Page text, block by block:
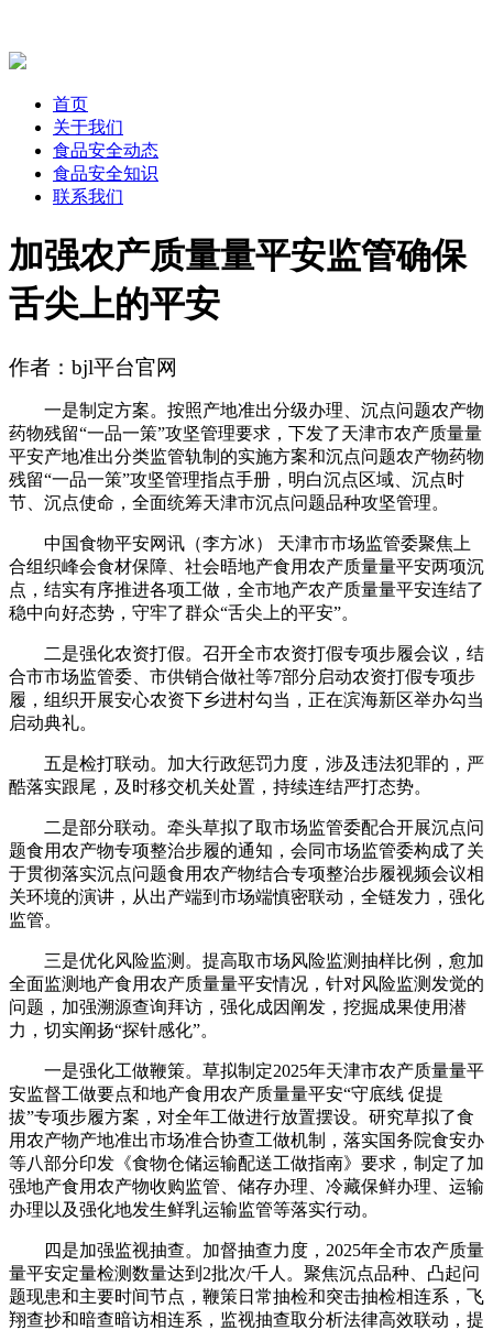
首页
关于我们
食品安全动态
食品安全知识
联系我们
加强农产质量量平安监管确保
舌尖上的平安
作者：bjl平台官网
一是制定方案。按照产地准出分级办理、沉点问题农产物
药物残留“一品一策”攻坚管理要求，下发了天津市农产质量量
平安产地准出分类监管轨制的实施方案和沉点问题农产物药物
残留“一品一策”攻坚管理指点手册，明白沉点区域、沉点时
节、沉点使命，全面统筹天津市沉点问题品种攻坚管理。
中国食物平安网讯（李方冰） 天津市市场监管委聚焦上
合组织峰会食材保障、社会晤地产食用农产质量量平安两项沉
点，结实有序推进各项工做，全市地产农产质量量平安连结了
稳中向好态势，守牢了群众“舌尖上的平安”。
二是强化农资打假。召开全市农资打假专项步履会议，结
合市市场监管委、市供销合做社等7部分启动农资打假专项步
履，组织开展安心农资下乡进村勾当，正在滨海新区举办勾当
启动典礼。
五是检打联动。加大行政惩罚力度，涉及违法犯罪的，严
酷落实跟尾，及时移交机关处置，持续连结严打态势。
二是部分联动。牵头草拟了取市场监管委配合开展沉点问
题食用农产物专项整治步履的通知，会同市场监管委构成了关
于贯彻落实沉点问题食用农产物结合专项整治步履视频会议相
关环境的演讲，从出产端到市场端慎密联动，全链发力，强化
监管。
三是优化风险监测。提高取市场风险监测抽样比例，愈加
全面监测地产食用农产质量量平安情况，针对风险监测发觉的
问题，加强溯源查询拜访，强化成因阐发，挖掘成果使用潜
力，切实阐扬“探针感化”。
一是强化工做鞭策。草拟制定2025年天津市农产质量量平
安监督工做要点和地产食用农产质量量平安“守底线 促提
拔”专项步履方案，对全年工做进行放置摆设。研究草拟了食
用农产物产地准出市场准合协查工做机制，落实国务院食安办
等八部分印发《食物仓储运输配送工做指南》要求，制定了加
强地产食用农产物收购监管、储存办理、冷藏保鲜办理、运输
办理以及强化地发生鲜乳运输监管等落实行动。
四是加强监视抽查。加督抽查力度，2025年全市农产质量
量平安定量检测数量达到2批次/千人。聚焦沉点品种、凸起问
题现患和主要时间节点，鞭策日常抽检和突击抽检相连系，飞
翔查抄和暗查暗访相连系，监视抽查取分析法律高效联动，提